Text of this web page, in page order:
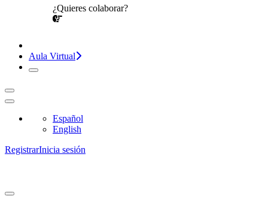
¿Quieres colaborar?
Aula Virtual
Español
English
RegistrarInicia sesión